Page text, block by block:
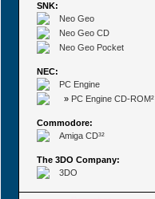
SNK:
Neo Geo
Neo Geo CD
Neo Geo Pocket
NEC:
PC Engine
» PC Engine CD-ROM²
Commodore:
Amiga CD³²
The 3DO Company:
3DO